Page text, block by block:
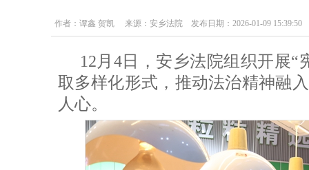
作者：谭鑫 贺凯 来源：安乡法院 发布日期：2026-01-09 15:39:50
12月4日，安乡法院组织开展
取多样化形式，推动法治精神融
人心。